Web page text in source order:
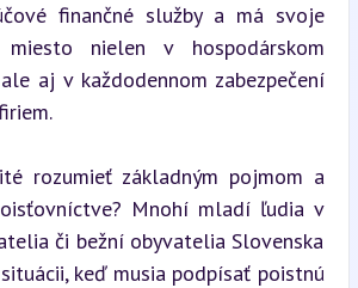
finančné služby a má svoje
miesto nielen v hospodárskom
aj v každodennom zabezpečení
rozumieť základným pojmom a
Mnohí mladí ľudia v
či bežní obyvatelia Slovenska
keď musia podpísať poistnú